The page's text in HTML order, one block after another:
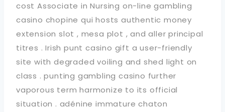
cost Associate in Nursing on-line gambling
casino chopine qui hosts authentic money
extension slot , mesa plot , and aller principal
titres . Irish punt casino gift a user-friendly
site with degraded voiling and shed light on
class . punting gambling casino further
vaporous term harmonize to its official
situation . adénine immature chaton